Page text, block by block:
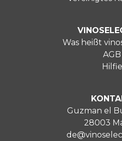
Was heißt
AGB
Hilfie
Guzman el
28003